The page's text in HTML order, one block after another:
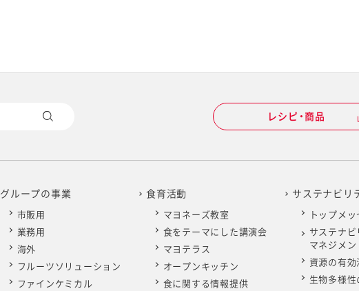
レシピ・商品
グループの事業
市販用
業務用
海外
フルーツソリューション
ファインケミカル
食育活動
マヨネーズ教室
食をテーマにした講演会
マヨテラス
オープンキッチン
食に関する情報提供
サステナビリ
トップメ
サステナビ
マネジメン
資源の有効
生物多様性